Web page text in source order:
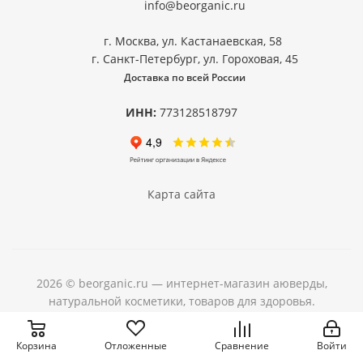
Сравнение
Отложенные
Корзина Войти
здоровья, красоты и кухни:
Аюрведическая косметика: масла, кремы, шампуни,
Пищевые добавки и БАДы: чаванпраш, трифала,
Специи и чаи: куркума, масала, имбирь, кардамон.
Травяные порошки: амла, шикакай, ним.
Какие новинки представлены
в нашем магазине?
info@beorganic.ru
г. Москва, ул. Кастанаевская, 58
г. Санкт-Петербург, ул. Гороховая, 45
Доставка по всей России
ИНН: 773128518797
Карта сайта
2026 © beorganic.ru — интернет-магазин аюверды,
натуральной косметики, товаров для здоровья.